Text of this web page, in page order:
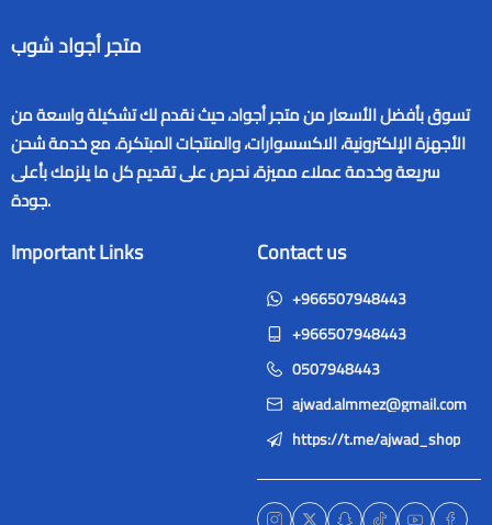
متجر أجواد شوب
تسوق بأفضل الأسعار من متجر أجواد، حيث نقدم لك تشكيلة واسعة من
الأجهزة الإلكترونية، الاكسسوارات، والمنتجات المبتكرة. مع خدمة شحن
سريعة وخدمة عملاء مميزة، نحرص على تقديم كل ما يلزمك بأعلى
جودة.
Important Links Contact us
+966507948443
+966507948443
0507948443
ajwad.almmez@gmail.com
https://t.me/ajwad_shop